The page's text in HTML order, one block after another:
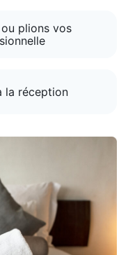
plions vos
la réception